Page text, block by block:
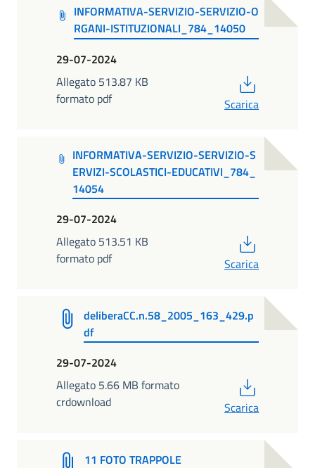
INFORMATIVA-SERVIZIO-SERVIZIO-O
RGANI-ISTITUZIONALI_784_14050
29-07-2024
Allegato 513.87 KB
formato pdf
Scarica
INFORMATIVA-SERVIZIO-SERVIZIO-S
ERVIZI-SCOLASTICI-EDUCATIVI_784_
14054
29-07-2024
Allegato 513.51 KB
formato pdf
Scarica
deliberaCC.n.58_2005_163_429.p
df
29-07-2024
Allegato 5.66 MB formato
crdownload
Scarica
11 FOTO TRAPPOLE